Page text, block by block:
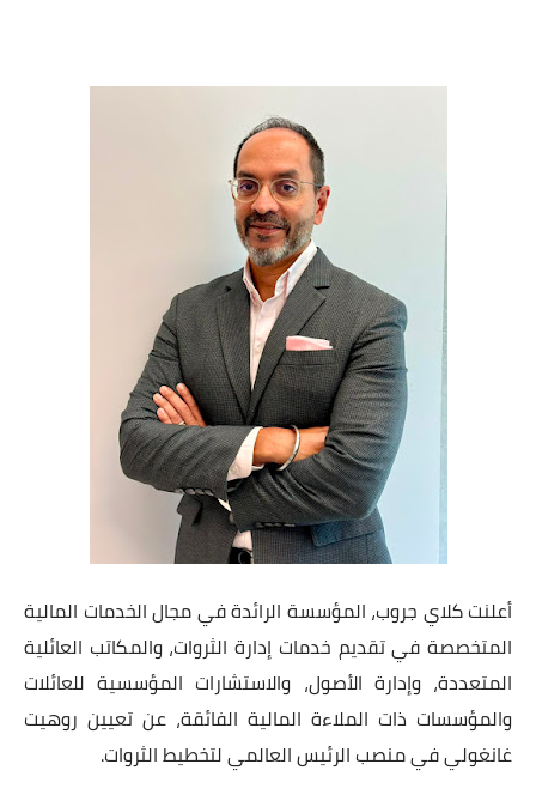
فن وثقافة
أخبار مصر
أخبار عربية
أخبار النجوم
أخبار العالم
أعلنت كلاي جروب، المؤسسة الرائدة في مجال الخدمات المالية
المتخصصة في تقديم خدمات إدارة الثروات، والمكاتب العائلية
المتعددة، وإدارة الأصول، والاستشارات المؤسسية للعائلات
والمؤسسات ذات الملاءة المالية الفائقة، عن تعيين روهيت
غانغولي في منصب الرئيس العالمي لتخطيط الثروات.